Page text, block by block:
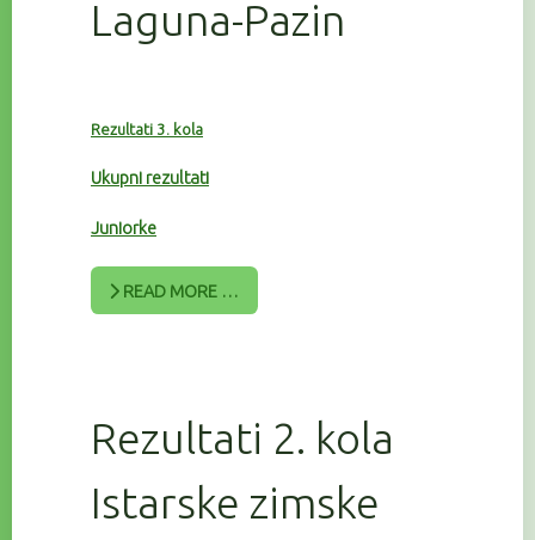
Laguna-Pazin
Rezultati 3. kola
Ukupni rezultati
Juniorke
READ MORE …
Rezultati 2. kola
Istarske zimske